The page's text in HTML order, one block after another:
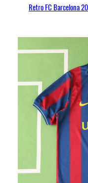
Retro FC Barcelona